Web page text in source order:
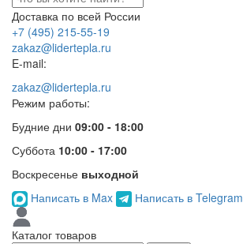
Доставка по всей России
+7 (495) 215-55-19
zakaz@lidertepla.ru
E-mail:
zakaz@lidertepla.ru
Режим работы:
Будние дни 09:00 - 18:00
Суббота 10:00 - 17:00
Воскресенье выходной
Написать в Max
Написать в Telegram
Каталог товаров